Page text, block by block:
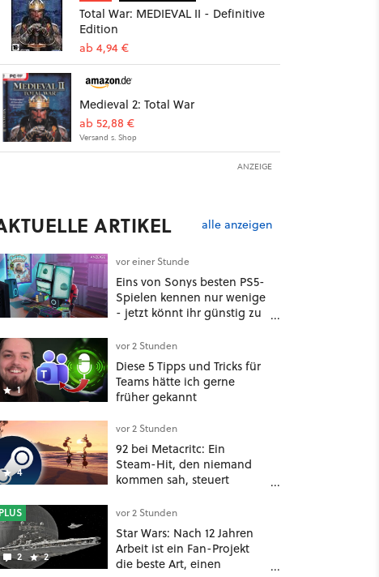
Total War: MEDIEVAL II - Definitive
Edition
ab 4,94 €
Medieval 2: Total War
ab 52,88 €
Versand s. Shop
ANZEIGE
ARTIKEL alle anzeigen
vor einer Stunde
Eins von Sonys besten PS5-
Spielen kennen nur wenige
- jetzt könnt ihr günstig zu
1
vor 2 Stunden
Diese 5 Tipps und Tricks für
Teams hätte ich gerne
früher gekannt
4
vor 2 Stunden
92 bei Metacritc: Ein
Steam-Hit, den niemand
kommen sah, steuert
den Game Awards zu
2 2
PLUS vor 2 Stunden
Star Wars: Nach 12 Jahren
Arbeit ist ein Fan-Projekt
die beste Art, einen